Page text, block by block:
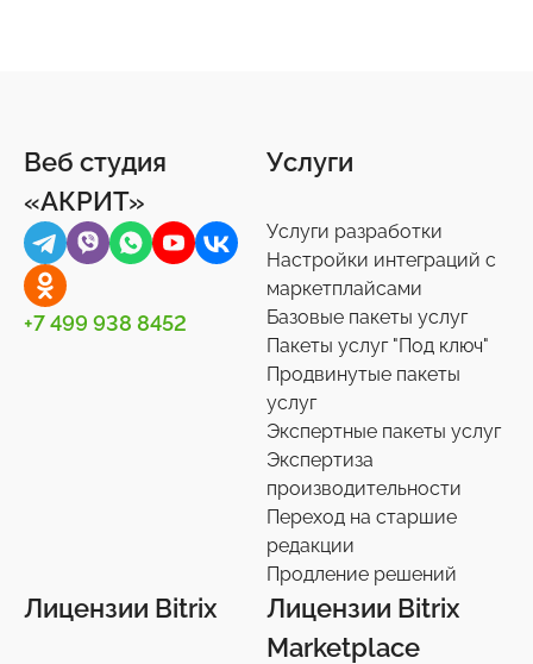
Ремонт6
Спорт, туризм, отдых
Товары для животных
Украшения, аксессуары1
1С-Битрикс: Управление сайтом44
Битрикс2475
Корпоративный портал71
Отзывы, комментарии 12
Подписки и рассылки 10
Другое44
Задачи24
Импорт/экспорт
Чат-боты
Веб студия
«АКРИТ»
+7 499 938 8452
Услуги
Услуги разработки
Настройки интеграций с
маркетплайсами
Базовые пакеты услуг
Пакеты услуг "Под ключ"
Продвинутые пакеты
услуг
Экспертные пакеты услуг
Экспертиза
производительности
Переход на старшие
редакции
Продление решений
Лицензии Bitrix
Лицензии Bitrix
Marketplace